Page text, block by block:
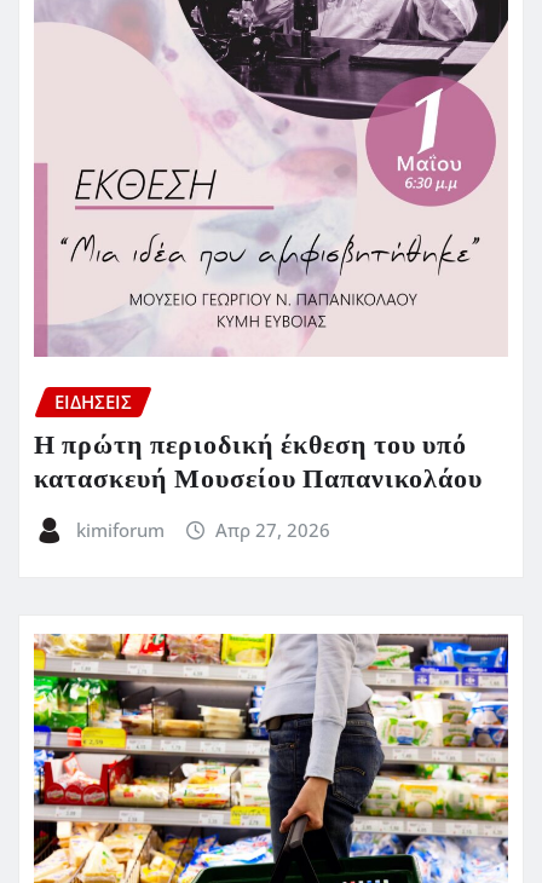
ΕΙΔΗΣΕΙΣ
Η πρώτη περιοδική έκθεση του υπό
κατασκευή Μουσείου Παπανικολάου
kimiforum Απρ 27, 2026